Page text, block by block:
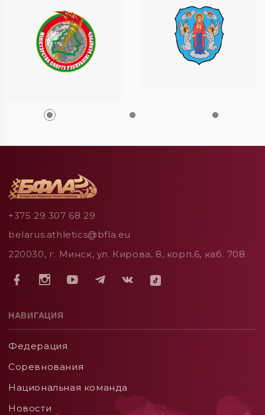
+375 29 307 68 29
belarus.athletics@bfla.eu
220030, г. Минск, ул. Кирова, 8, корп.6, каб. 708.
НАВИГАЦИЯ
Федерация
Соревнования
Национальная команда
Новости